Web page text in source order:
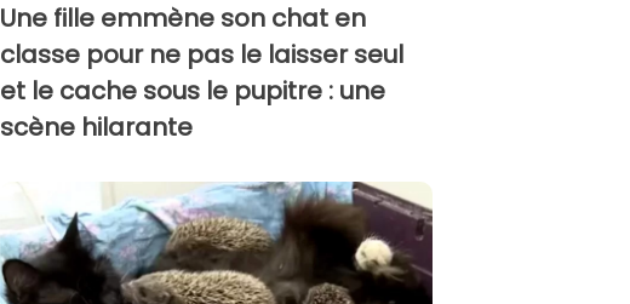
Une fille emmène son chat en
classe pour ne pas le laisser seul
et le cache sous le pupitre : une
scène hilarante